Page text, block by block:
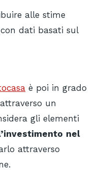
alle stime
dati basati sul
è poi in grado
attraverso un
gli elementi
nel
attraverso